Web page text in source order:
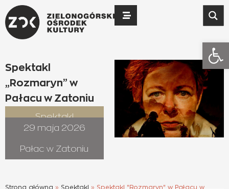
Spektakl
„Rozmaryn” w
Pałacu w Zatoniu
Spektakl
29 maja 2026
Pałac w Zatoniu
Strona główna » Spektakl » Spektakl "Rozmaryn" w Pałacu w